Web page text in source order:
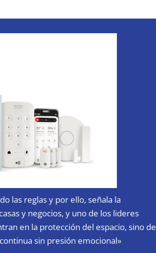
las reglas y por ello, señala la
y negocios, y uno de los lideres
en la protección del espacio, sino de
sin presión emocional»